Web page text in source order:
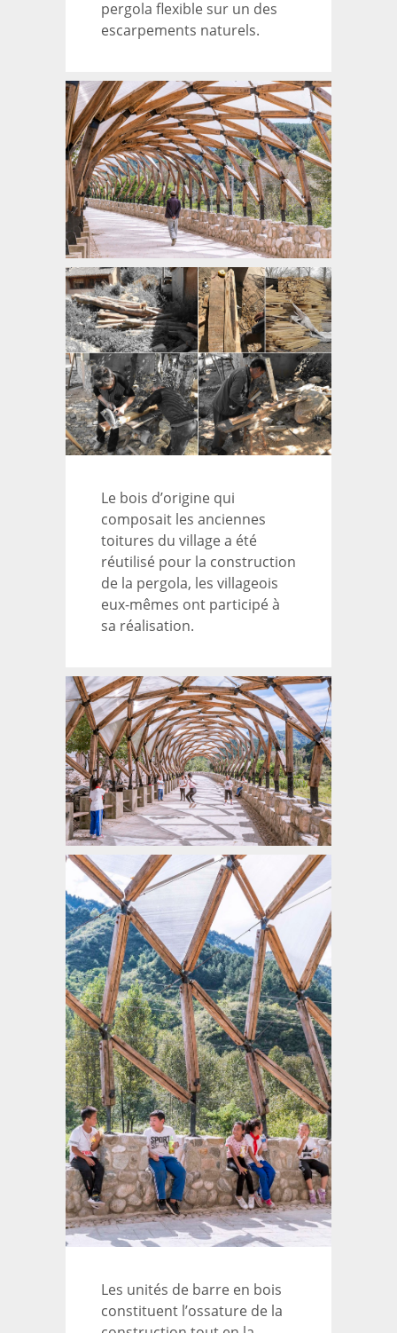
pergola flexible sur un des
escarpements naturels.
Le bois d’origine qui
composait les anciennes
toitures du village a été
réutilisé pour la construction
de la pergola, les villageois
eux-mêmes ont participé à
sa réalisation.
Les unités de barre en bois
constituent l’ossature de la